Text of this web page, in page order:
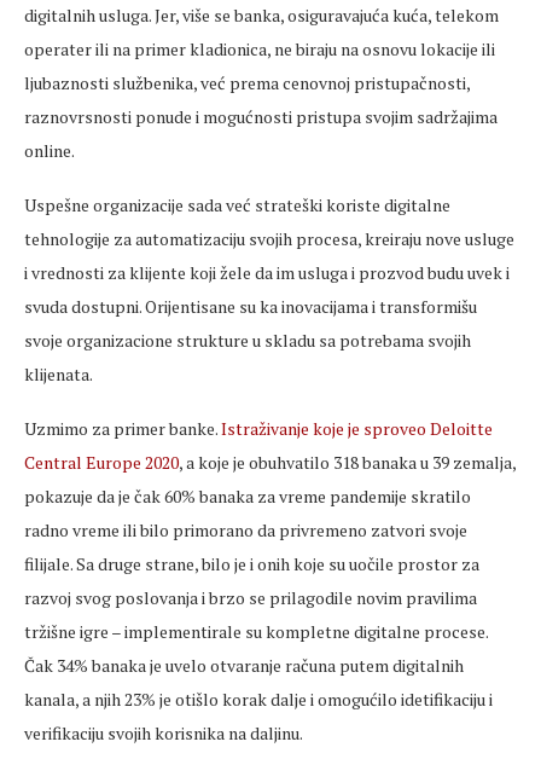
digitalnih usluga. Jer, više se banka, osiguravajuća kuća, telekom
operater ili na primer kladionica, ne biraju na osnovu lokacije ili
ljubaznosti službenika, već prema cenovnoj pristupačnosti,
raznovrsnosti ponude i mogućnosti pristupa svojim sadržajima
online.
Uspešne organizacije sada već strateški koriste digitalne
tehnologije za automatizaciju svojih procesa, kreiraju nove usluge
i vrednosti za klijente koji žele da im usluga i prozvod budu uvek i
svuda dostupni. Orijentisane su ka inovacijama i transformišu
svoje organizacione strukture u skladu sa potrebama svojih
klijenata.
Uzmimo za primer banke.Istraživanje koje je sproveo Deloitte
Central Europe 2020, a koje je obuhvatilo 318 banaka u 39 zemalja,
pokazuje da je čak 60% banaka za vreme pandemije skratilo
radno vreme ili bilo primorano da privremeno zatvori svoje
filijale. Sa druge strane, bilo je i onih koje su uočile prostor za
razvoj svog poslovanja i brzo se prilagodile novim pravilima
tržišne igre – implementirale su kompletne digitalne procese.
Čak 34% banaka je uvelo otvaranje računa putem digitalnih
kanala, a njih 23% je otišlo korak dalje i omogućilo idetifikaciju i
verifikaciju svojih korisnika na daljinu.